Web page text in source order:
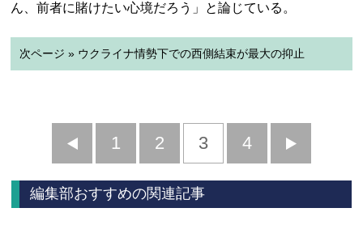
ん、前者に賭けたい心境だろう」と論じている。
次ページ » ウクライナ情勢下での西側結束が最大の抑止
前
へ
1 2 3 4
へ
編集部おすすめの関連記事